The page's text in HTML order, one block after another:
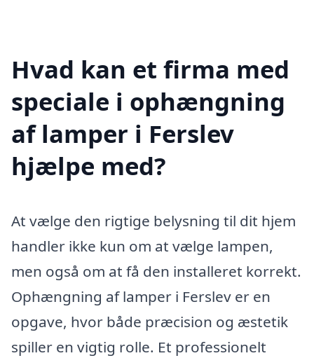
Hvad kan et firma med
speciale i ophængning
af lamper i Ferslev
hjælpe med?
At vælge den rigtige belysning til dit hjem
handler ikke kun om at vælge lampen,
men også om at få den installeret korrekt.
Ophængning af lamper i Ferslev er en
opgave, hvor både præcision og æstetik
spiller en vigtig rolle. Et professionelt